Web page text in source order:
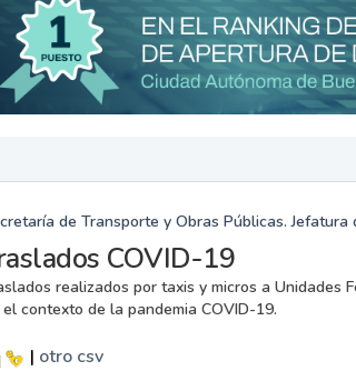
de Transporte y Obras Públicas. Jefatura
COVID-19
realizados por taxis y micros a Unidades
contexto de la pandemia COVID-19.
| otro csv